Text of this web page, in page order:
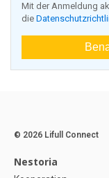
Mit der Anmeldung
die
© 2026 Lifull Connect
Nestoria